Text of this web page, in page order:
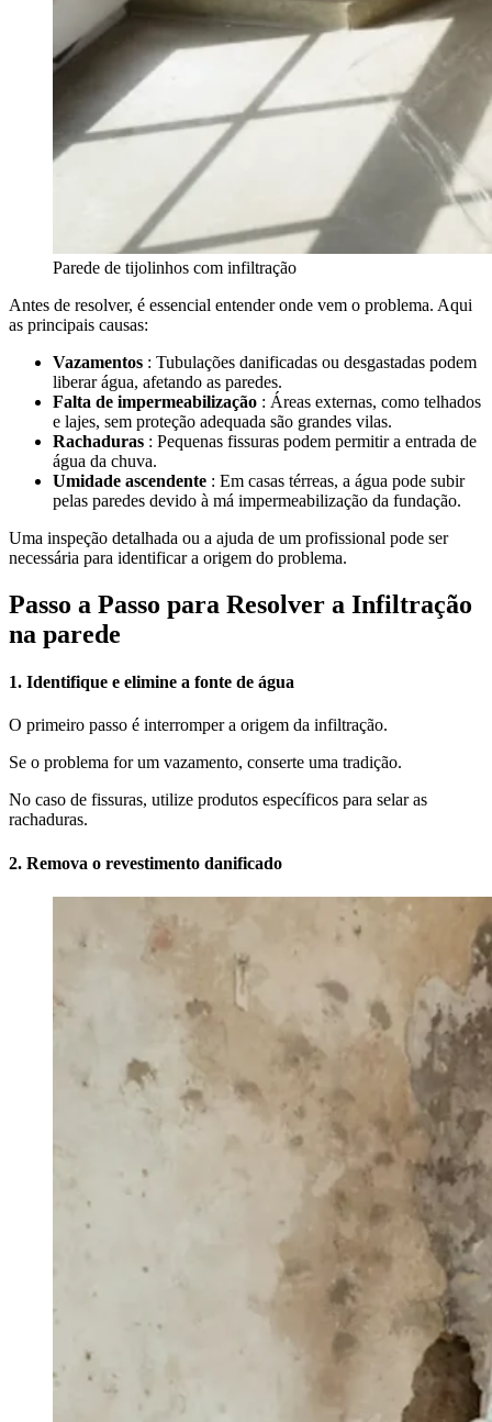
Parede de tijolinhos com infiltração
Antes de resolver, é essencial entender onde vem o problema. Aqui
as principais causas:
Vazamentos : Tubulações danificadas ou desgastadas podem
liberar água, afetando as paredes.
Falta de impermeabilização : Áreas externas, como telhados
e lajes, sem proteção adequada são grandes vilas.
Rachaduras : Pequenas fissuras podem permitir a entrada de
água da chuva.
Umidade ascendente : Em casas térreas, a água pode subir
pelas paredes devido à má impermeabilização da fundação.
Uma inspeção detalhada ou a ajuda de um profissional pode ser
necessária para identificar a origem do problema.
Passo a Passo para Resolver a Infiltração
na parede
1. Identifique e elimine a fonte de água
O primeiro passo é interromper a origem da infiltração.
Se o problema for um vazamento, conserte uma tradição.
No caso de fissuras, utilize produtos específicos para selar as
rachaduras.
2. Remova o revestimento danificado